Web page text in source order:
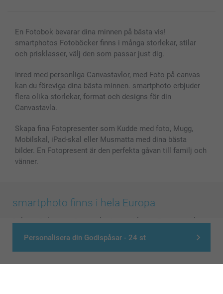
Personalisera din Godispåsar - 24 st
En Fotobok bevarar dina minnen på bästa vis!
smartphotos Fotoböcker finns i många storlekar, stilar
och prisklasser, välj den som passar just dig.
Inred med personliga Canvastavlor, med Foto på canvas
kan du föreviga dina bästa minnen. smartphoto erbjuder
flera olika storlekar, format och designs för din
Canvastavla.
Skapa fina Fotopresenter som Kudde med foto, Mugg,
Mobilskal, iPad-skal eller Musmatta med dina bästa
bilder. En Fotopresent är den perfekta gåvan till familj och
vänner.
smartphoto finns i hela Europa
België Belgique Danmark Deutschland France
Ireland
Nederland - Norge Österreich Schweiz